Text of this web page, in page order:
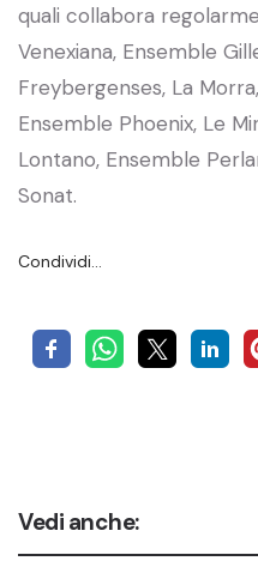
quali collabora
Venexiana, Ensemble
Freybergenses, La
Ensemble Phoenix, Le
Lontano, Ensemble
Sonat.
Condividi…
Vedi anche: